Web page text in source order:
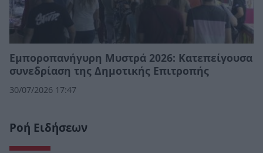
Εμποροπανήγυρη Μυστρά 2026: Κατεπείγουσα
συνεδρίαση της Δημοτικής Επιτροπής
30/07/2026 17:47
Ροή Ειδήσεων